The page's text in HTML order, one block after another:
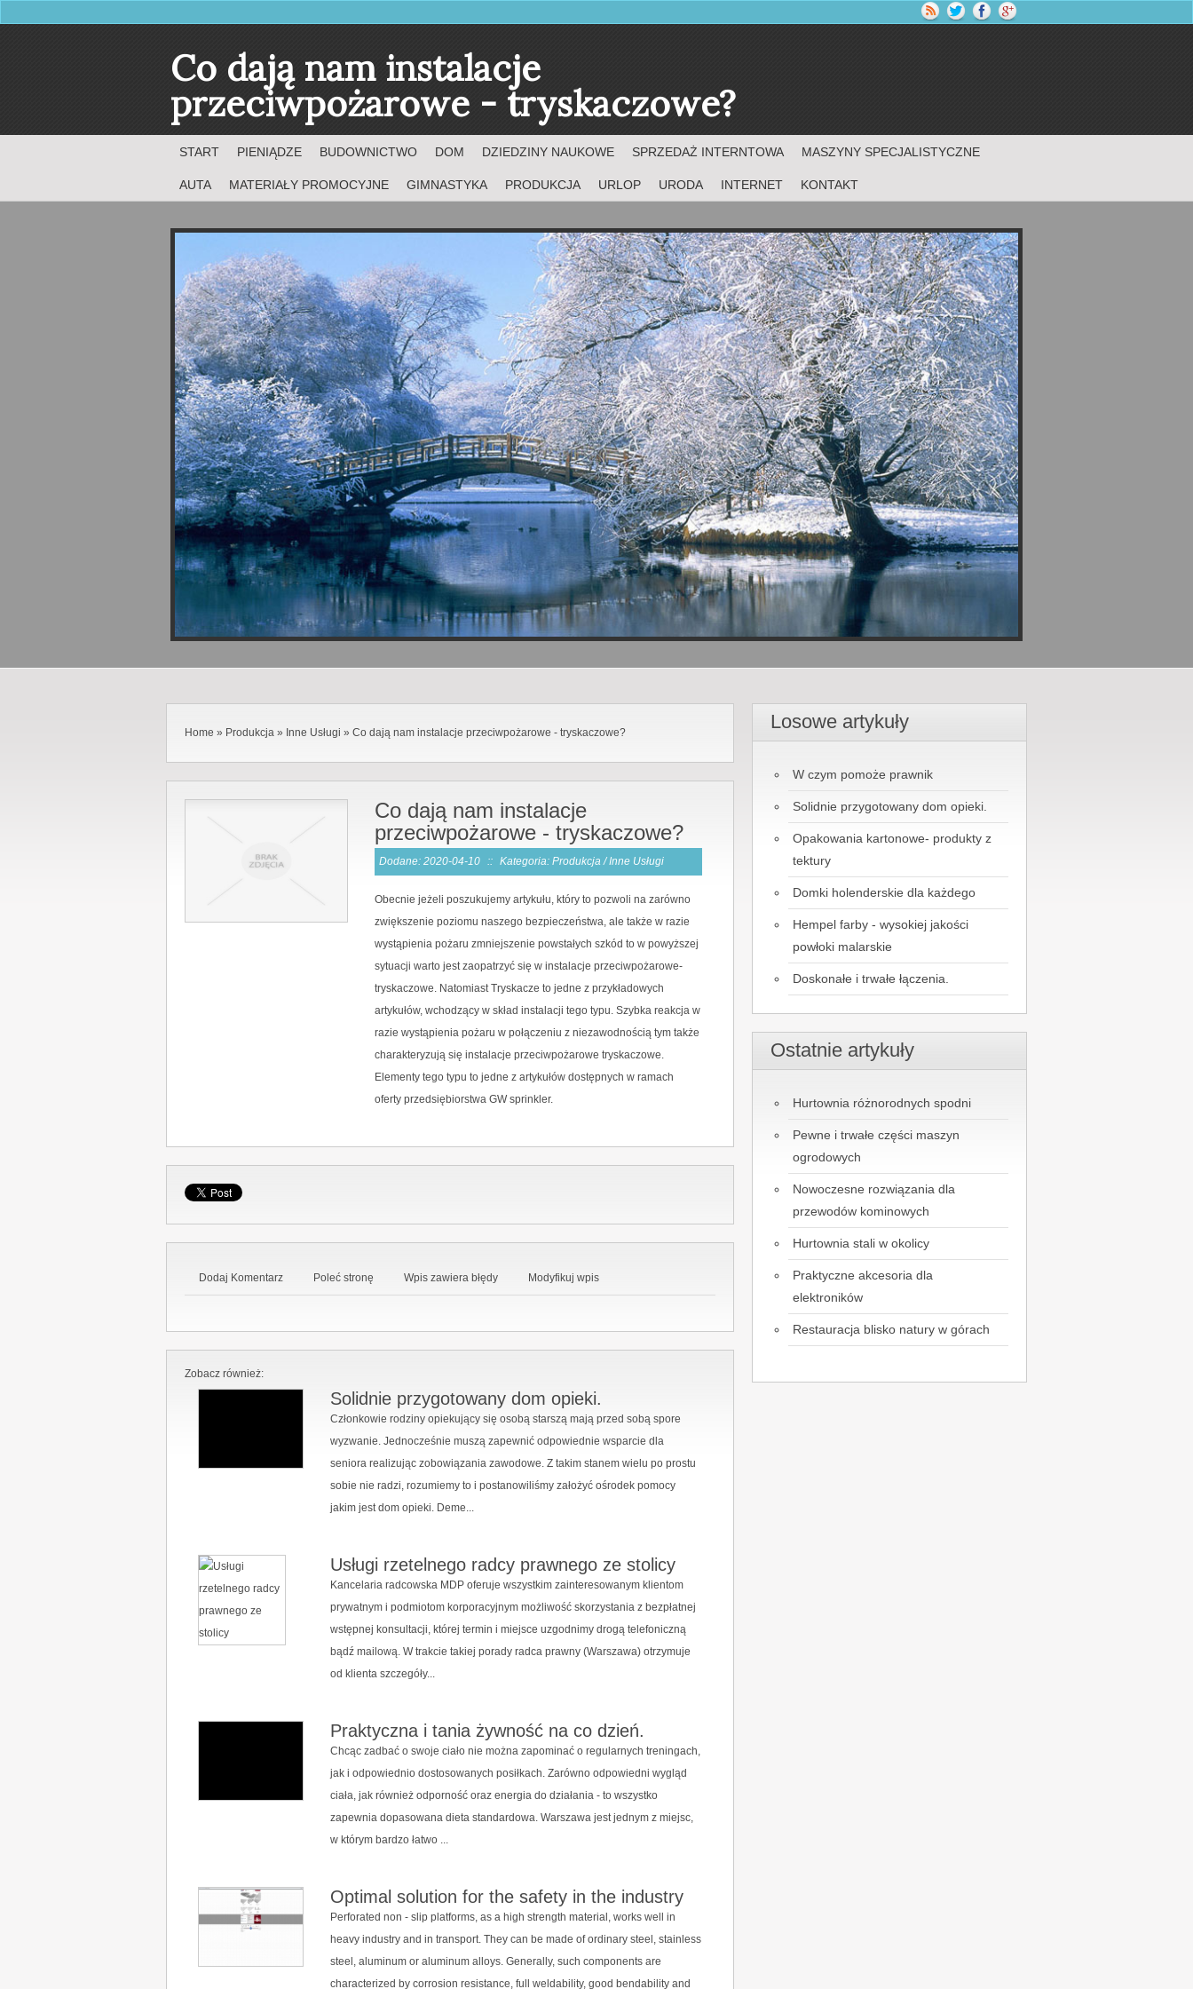
Co dają nam instalacje
przeciwpożarowe - tryskaczowe?
START PIENIĄDZE BUDOWNICTWO DOM DZIEDZINY NAUKOWE SPRZEDAŻ INTERNTOWA MASZYNY SPECJALISTYCZNE
AUTA MATERIAŁY PROMOCYJNE GIMNASTYKA PRODUKCJA URLOP URODA INTERNET KONTAKT
Home » Produkcja » Inne Usługi » Co dają nam instalacje przeciwpożarowe - tryskaczowe?
Co dają nam instalacje
przeciwpożarowe - tryskaczowe?
Dodane: 2020-04-10 :: Kategoria: Produkcja / Inne Usługi
Obecnie jeżeli poszukujemy artykułu, który to pozwoli na zarówno
zwiększenie poziomu naszego bezpieczeństwa, ale także w razie
wystąpienia pożaru zmniejszenie powstałych szkód to w powyższej
sytuacji warto jest zaopatrzyć się w instalacje przeciwpożarowe-
tryskaczowe. Natomiast Tryskacze to jedne z przykładowych
artykułów, wchodzący w skład instalacji tego typu. Szybka reakcja w
razie wystąpienia pożaru w połączeniu z niezawodnością tym także
charakteryzują się instalacje przeciwpożarowe tryskaczowe.
Elementy tego typu to jedne z artykułów dostępnych w ramach
oferty przedsiębiorstwa GW sprinkler.
Dodaj Komentarz Poleć stronę Wpis zawiera błędy Modyfikuj wpis
Zobacz również:
Solidnie przygotowany dom opieki.
Członkowie rodziny opiekujący się osobą starszą mają przed sobą spore
wyzwanie. Jednocześnie muszą zapewnić odpowiednie wsparcie dla
seniora realizując zobowiązania zawodowe. Z takim stanem wielu po prostu
sobie nie radzi, rozumiemy to i postanowiliśmy założyć ośrodek pomocy
jakim jest dom opieki. Deme...
Usługi rzetelnego radcy prawnego ze stolicy
Kancelaria radcowska MDP oferuje wszystkim zainteresowanym klientom
prywatnym i podmiotom korporacyjnym możliwość skorzystania z bezpłatnej
wstępnej konsultacji, której termin i miejsce uzgodnimy drogą telefoniczną
bądź mailową. W trakcie takiej porady radca prawny (Warszawa) otrzymuje
od klienta szczegóły...
Praktyczna i tania żywność na co dzień.
Chcąc zadbać o swoje ciało nie można zapominać o regularnych treningach,
jak i odpowiednio dostosowanych posiłkach. Zarówno odpowiedni wygląd
ciała, jak również odporność oraz energia do działania - to wszystko
zapewnia dopasowana dieta standardowa. Warszawa jest jednym z miejsc,
w którym bardzo łatwo ...
Optimal solution for the safety in the industry
Perforated non - slip platforms, as a high strength material, works well in
heavy industry and in transport. They can be made of ordinary steel, stainless
steel, aluminum or aluminum alloys. Generally, such components are
characterized by corrosion resistance, full weldability, good bendability and
Losowe artykuły
W czym pomoże prawnik
Solidnie przygotowany dom opieki.
Opakowania kartonowe- produkty z
tektury
Domki holenderskie dla każdego
Hempel farby - wysokiej jakości
powłoki malarskie
Doskonałe i trwałe łączenia.
Ostatnie artykuły
Hurtownia różnorodnych spodni
Pewne i trwałe części maszyn
ogrodowych
Nowoczesne rozwiązania dla
przewodów kominowych
Hurtownia stali w okolicy
Praktyczne akcesoria dla
elektroników
Restauracja blisko natury w górach